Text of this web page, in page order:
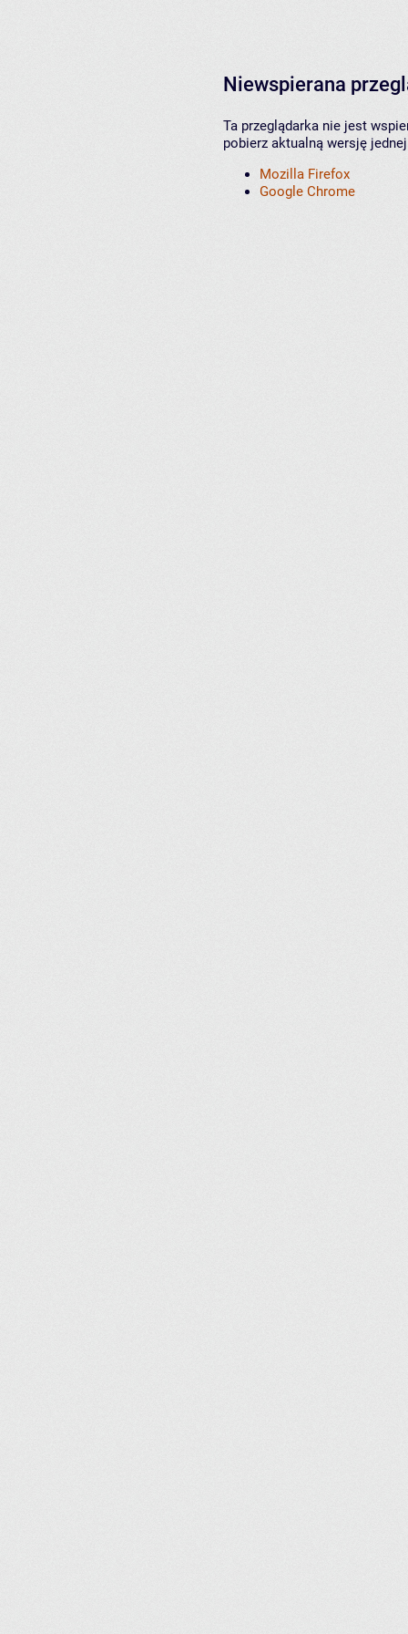
Niewspierana
Ta przeglądarka nie jest
pobierz aktualną wersję
Mozilla Firefox
Google Chrome